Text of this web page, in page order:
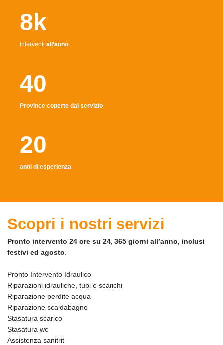
8k
Interventi all’anno
40
Province coperte dal servizio
20
anni di esperienza
Scopri i nostri servizi
Pronto intervento 24 ore su 24, 365 giorni all’anno, inclusi
festivi ed agosto
Pronto Intervento Idraulico
Riparazioni idrauliche, tubi e scarichi
Riparazione perdite acqua
Riparazione scaldabagno
Stasatura scarico
Stasatura wc
Assistenza sanitrit